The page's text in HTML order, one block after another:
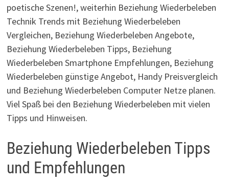
poetische Szenen!, weiterhin Beziehung Wiederbeleben
Technik Trends mit Beziehung Wiederbeleben
Vergleichen, Beziehung Wiederbeleben Angebote,
Beziehung Wiederbeleben Tipps, Beziehung
Wiederbeleben Smartphone Empfehlungen, Beziehung
Wiederbeleben günstige Angebot, Handy Preisvergleich
und Beziehung Wiederbeleben Computer Netze planen.
Viel Spaß bei den Beziehung Wiederbeleben mit vielen
Tipps und Hinweisen.
Beziehung Wiederbeleben Tipps
und Empfehlungen